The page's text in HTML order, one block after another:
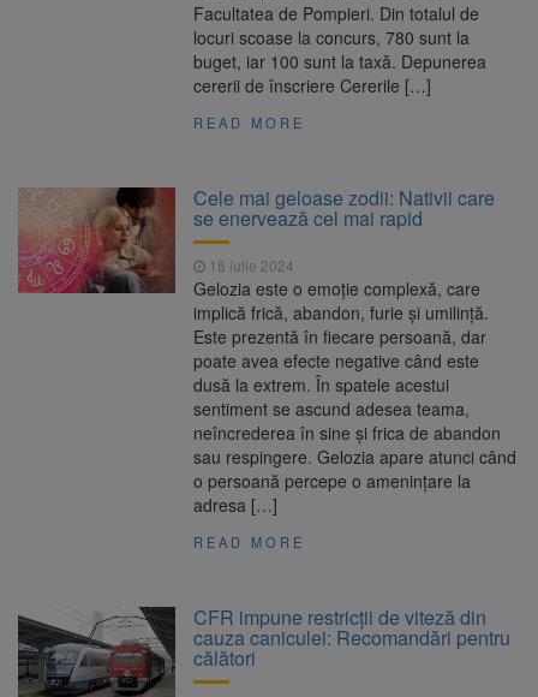
Facultatea de Pompieri. Din totalul de
locuri scoase la concurs, 780 sunt la
buget, iar 100 sunt la taxă. Depunerea
cererii de înscriere Cererile […]
READ MORE
Cele mai geloase zodii: Nativii care
se enervează cel mai rapid
18 iulie 2024
Gelozia este o emoție complexă, care
implică frică, abandon, furie și umilință.
Este prezentă în fiecare persoană, dar
poate avea efecte negative când este
dusă la extrem. În spatele acestui
sentiment se ascund adesea teama,
neîncrederea în sine și frica de abandon
sau respingere. Gelozia apare atunci când
o persoană percepe o amenințare la
adresa […]
READ MORE
CFR impune restricții de viteză din
cauza caniculei: Recomandări pentru
călători